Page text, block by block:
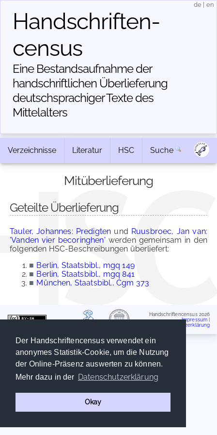
Der Handschriftencensus verwendet ein
anonymes Statistik-Cookie, um die Nutzung
der Online-Präsenz auswerten zu können.
Mehr dazu in der Datenschutzerklärung
Okay
Handschriften­
census
Eine Bestandsaufnahme der
handschriftlichen Über­lieferung
deutschsprachiger Texte des
Mittelalters
de en
Verzeichnisse Literatur HSC Suche
Mitüberlieferung
Geteilte Überlieferung
Tauler, Johannes: Predigten und Ruusbroec, Jan van:
'Vanden vier becoringhen' werden gemeinsam in den
folgenden HSC-Beschreibungen überliefert:
■ Berlin, Staatsbibl., mgq 149
■ Berlin, Staatsbibl., mgq 841
■ München, Staatsbibl., Cgm 373
Handschriftencensus 2026
Impressum
Datenschutzerklärung